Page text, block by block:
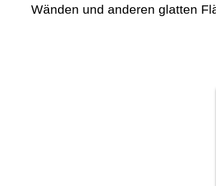
Wänden und anderen glatten